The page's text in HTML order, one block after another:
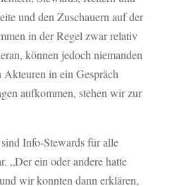
und den Zuschauern auf der
in der Regel zwar relativ
können jedoch niemanden
Akteuren in ein Gespräch
aufkommen, stehen wir zur
Info-Stewards für alle
„Der ein oder andere hatte
wir konnten dann erklären,